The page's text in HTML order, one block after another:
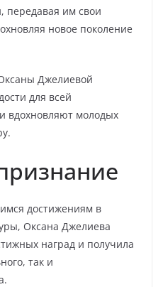
передавая им свои
новое поколение
Джелиевой
для всей
вдохновляют молодых
достижениям в
Оксана Джелиева
наград и получила
так и